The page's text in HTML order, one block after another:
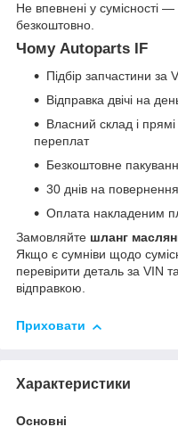
Не впевнені у сумісності
безкоштовно.
Чому Autoparts IF
Підбір запчастини
Відправка двічі на
Власний склад і
переплат
Безкоштовне
30 днів на
Оплата накладеним
Замовляйте шланг
Якщо є сумніви щодо
перевірити деталь за VIN
відправкою.
Приховати
Характеристики
Основні